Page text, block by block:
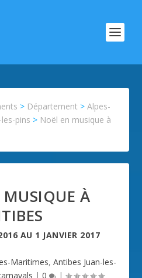
> Département >Alpes-
pins > Noël en musique à
À
AU 1 JANVIER 2017
Maritimes, Antibes Juan-les-
| 0 |